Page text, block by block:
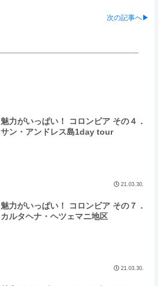
次の記事へ▶
魅力がいっぱい！ コロンビア その４．
サン・アンドレス島1day tour
21.03.30.
魅力がいっぱい！ コロンビア その７．
カルタヘナ・ヘツェマニ地区
21.03.30.